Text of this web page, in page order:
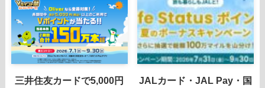
三井住友カードで5,000円
JALカード・JAL Pay・国